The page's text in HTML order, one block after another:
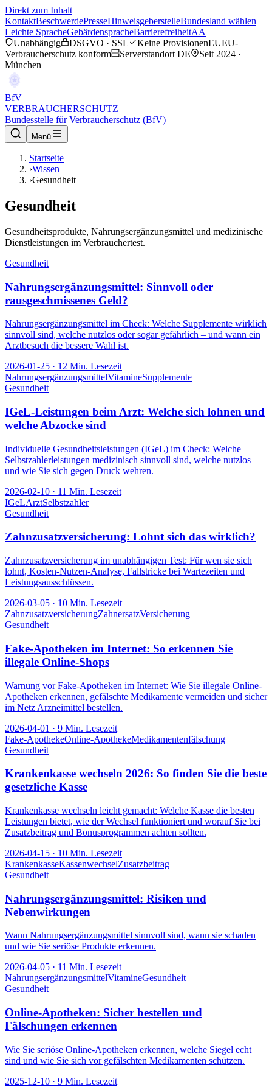
Direkt zum Inhalt
KontaktBeschwerdePresseHinweisgeberstelleBundesland wählen
Leichte SpracheGebärdenspracheBarrierefreiheitAA
Unabhängig
DSGVO · SSL Keine ProvisionenEUEU-
Verbraucherschutz konform
Serverstandort DE
Seit 2024 ·
München
BfV
VERBRAUCHERSCHUTZ
Bundesstelle für Verbraucherschutz (BfV)
Menü
Startseite
›Wissen
›Gesundheit
Gesundheit
Gesundheitsprodukte, Nahrungsergänzungsmittel und medizinische
Dienstleistungen im Verbrauchertest.
Gesundheit
Nahrungsergänzungsmittel: Sinnvoll oder
rausgeschmissenes Geld?
Nahrungsergänzungsmittel im Check: Welche Supplemente wirklich
sinnvoll sind, welche nutzlos oder sogar gefährlich – und wann ein
Arztbesuch die bessere Wahl ist.
2026-01-25 · 12 Min. Lesezeit
NahrungsergänzungsmittelVitamineSupplemente
Gesundheit
IGeL-Leistungen beim Arzt: Welche sich lohnen und
welche Abzocke sind
Individuelle Gesundheitsleistungen (IGeL) im Check: Welche
Selbstzahlerleistungen medizinisch sinnvoll sind, welche nutzlos –
und wie Sie sich gegen Druck wehren.
2026-02-10 · 11 Min. Lesezeit
IGeLArztSelbstzahler
Gesundheit
Zahnzusatzversicherung: Lohnt sich das wirklich?
Zahnzusatzversicherung im unabhängigen Test: Für wen sie sich
lohnt, Kosten-Nutzen-Analyse, Fallstricke bei Wartezeiten und
Leistungsausschlüssen.
2026-03-05 · 10 Min. Lesezeit
ZahnzusatzversicherungZahnersatzVersicherung
Gesundheit
Fake-Apotheken im Internet: So erkennen Sie
illegale Online-Shops
Warnung vor Fake-Apotheken im Internet: Wie Sie illegale Online-
Apotheken erkennen, gefälschte Medikamente vermeiden und sicher
im Netz Arzneimittel bestellen.
2026-04-01 · 9 Min. Lesezeit
Fake-ApothekeOnline-ApothekeMedikamentenfälschung
Gesundheit
Krankenkasse wechseln 2026: So finden Sie die beste
gesetzliche Kasse
Krankenkasse wechseln leicht gemacht: Welche Kasse die besten
Leistungen bietet, wie der Wechsel funktioniert und worauf Sie bei
Zusatzbeitrag und Bonusprogrammen achten sollten.
2026-04-15 · 10 Min. Lesezeit
KrankenkasseKassenwechselZusatzbeitrag
Gesundheit
Nahrungsergänzungsmittel: Risiken und
Nebenwirkungen
Wann Nahrungsergänzungsmittel sinnvoll sind, wann sie schaden
und wie Sie seriöse Produkte erkennen.
2026-04-05 · 11 Min. Lesezeit
NahrungsergänzungsmittelVitamineGesundheit
Gesundheit
Online-Apotheken: Sicher bestellen und
Fälschungen erkennen
Wie Sie seriöse Online-Apotheken erkennen, welche Siegel echt
sind und wie Sie sich vor gefälschten Medikamenten schützen.
2025-12-10 · 9 Min. Lesezeit